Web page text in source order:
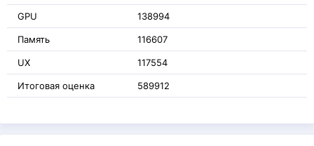
GPU 138994
Память 116607
UX 117554
Итоговая оценка 589912